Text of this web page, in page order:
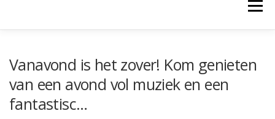
Menu
AGENDA
Vanavond is het zover! Kom genieten
van een avond vol muziek en een
fantastisc…